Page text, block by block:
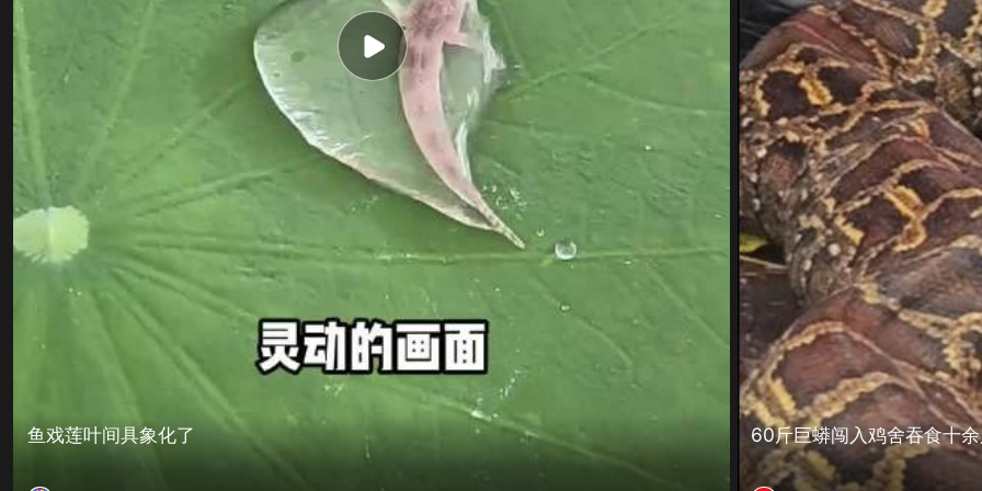
鱼戏莲叶间具象化了 60斤巨蟒闯入鸡舍吞食十